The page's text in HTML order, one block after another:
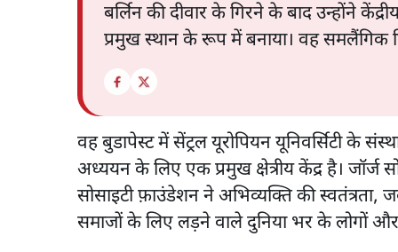
बर्लिन की दीवार के गिरने के बाद उन्होंने
प्रमुख स्थान के रूप में बनाया। वह समलैंगिक
वह बुडापेस्ट में सेंट्रल यूरोपियन यूनिवर्सिटी के
अध्ययन के लिए एक प्रमुख क्षेत्रीय केंद्र है।
सोसाइटी फ़ाउंडेशन ने अभिव्यक्ति की स्वतंत्रता,
समाजों के लिए लड़ने वाले दुनिया भर के लोगों